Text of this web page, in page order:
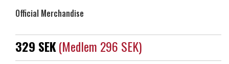
Official Merchandise
329 SEK(medlem 296 SEK)